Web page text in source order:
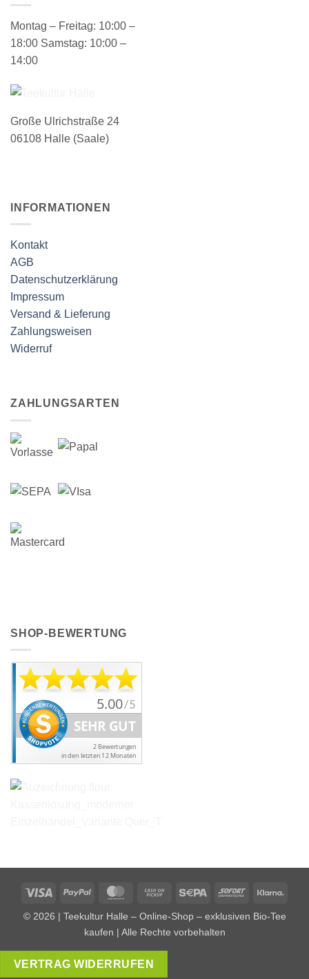
Montag – Freitag: 10:00 –
18:00 Samstag: 10:00 –
14:00
Große Ulrichstraße 24
06108 Halle (Saale)
INFORMATIONEN
Kontakt
AGB
Datenschutzerklärung
Impressum
Versand & Lieferung
Zahlungsweisen
Widerruf
ZAHLUNGSARTEN
SHOP-BEWERTUNG
Visa PayPal MasterCardCash
Pickup
Sepa Sofort
© 2026 | Teekultur Halle – Online-Shop – exklusiven Bio-Tee
kaufen | Alle Rechte vorbehalten
VERTRAG WIDERRUFEN